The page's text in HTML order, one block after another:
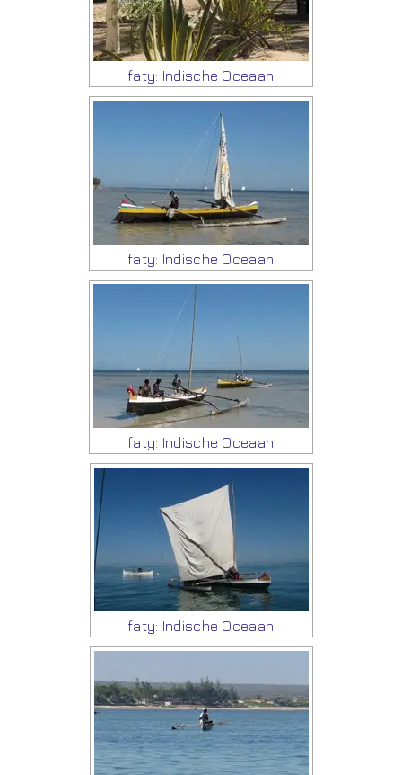
Ifaty: Indische Oceaan
Ifaty: Indische Oceaan
Ifaty: Indische Oceaan
Ifaty: Indische Oceaan